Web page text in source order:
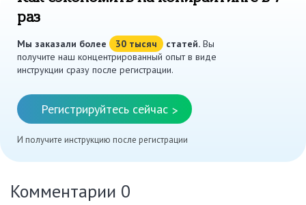
раз
Мы заказали более 30 тысяч статей. Вы
получите наш концентрированный опыт в виде
инструкции сразу после регистрации.
Регистрируйтесь сейчас >
И получите инструкцию после регистрации
Комментарии 0